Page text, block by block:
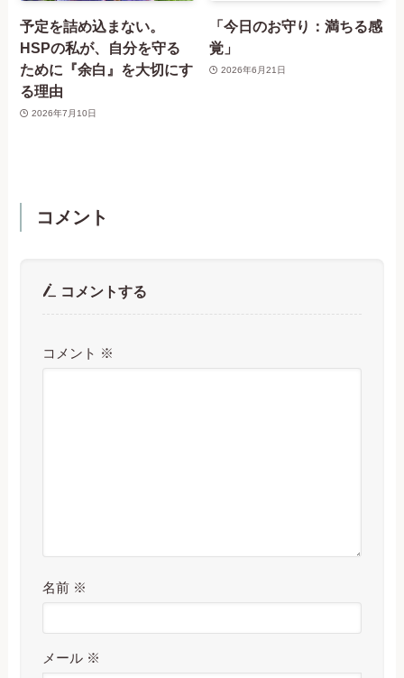
予定を詰め込まない。
HSPの私が、自分を守る
ために『余白』を大切にす
る理由
2026年7月10日
「今日のお守り：満ちる感
覚」
2026年6月21日
コメント
コメントする
コメント ※
名前 ※
メール ※